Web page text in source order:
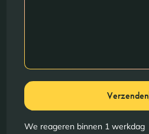
Verzenden
We reageren binnen 1 werkdag